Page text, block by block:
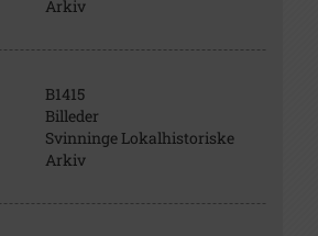
Arkiv
B1415
Billeder
Svinninge Lokalhistoriske
Arkiv